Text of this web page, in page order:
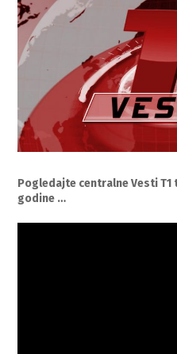
Pogledajte centralne Vesti T1
godine …